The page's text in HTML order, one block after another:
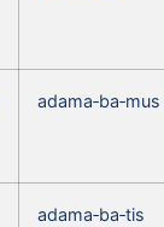
adama‑ba‑mus
adama‑ba‑tis